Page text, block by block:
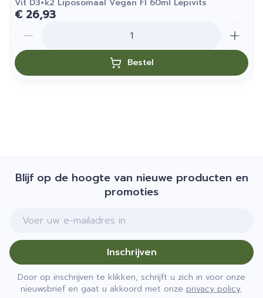
Vit D3+k2 Liposomaal Vegan Fl 60ml Lepivits
€ 26,93
Bestel
Blijf op de hoogte van nieuwe producten en
promoties
E-mail adres
Inschrijven
Door op inschrijven te klikken, schrijft u zich in voor onze
nieuwsbrief en gaat u akkoord met onze privacy policy.